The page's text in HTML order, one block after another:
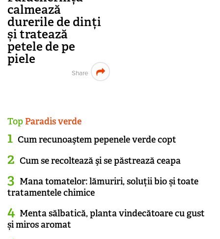
calmează
durerile de dinți
și tratează
petele de pe
piele
Share
Top Paradis verde
Cum recunoaştem pepenele verde copt
Cum se recoltează şi se păstrează ceapa
Mana tomatelor: lămuriri, soluții bio și toate
tratamentele chimice
Menta sălbatică, planta vindecătoare cu gust
și miros aromat